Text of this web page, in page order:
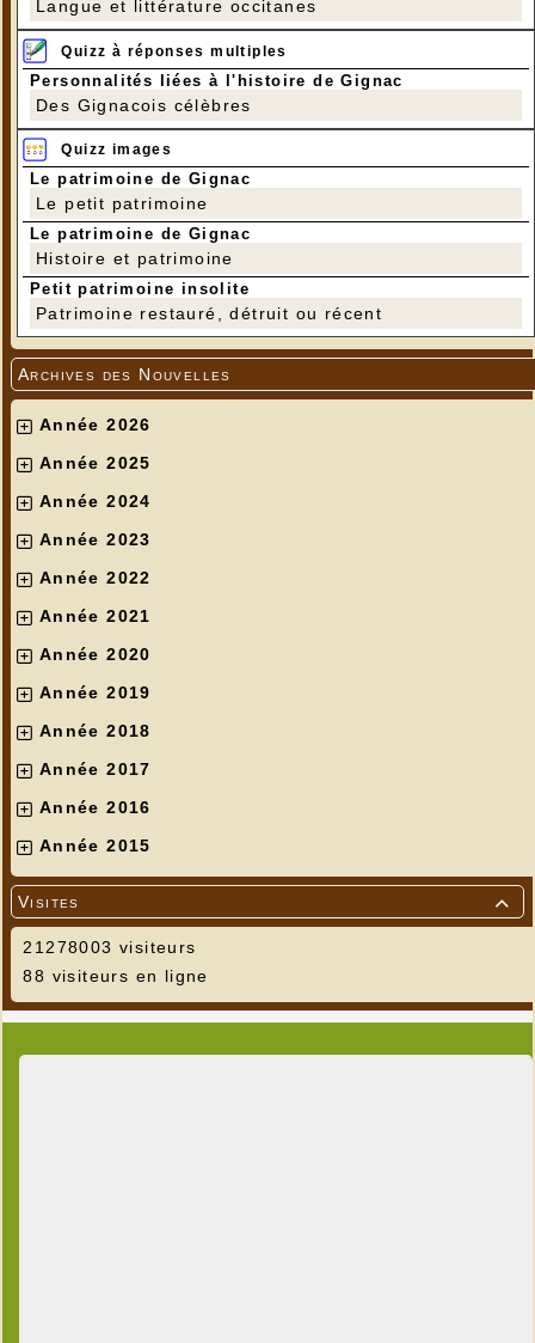
Langue et littérature occitanes
Quizz à réponses multiples
Personnalités liées à l'histoire de Gignac
Des Gignacois célèbres
Quizz images
Le patrimoine de Gignac
Le petit patrimoine
Le patrimoine de Gignac
Histoire et patrimoine
Petit patrimoine insolite
Patrimoine restauré, détruit ou récent
Archives des Nouvelles
Année 2026
Année 2025
Année 2024
Année 2023
Année 2022
Année 2021
Année 2020
Année 2019
Année 2018
Année 2017
Année 2016
Année 2015

Visites
21278003 visiteurs
88 visiteurs en ligne